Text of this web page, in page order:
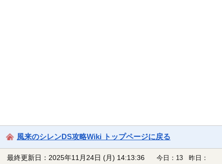
風来のシレンDS攻略Wiki トップページに戻る
最終更新日：2025年11月24日 (月) 14:13:36
今日：13 昨日：